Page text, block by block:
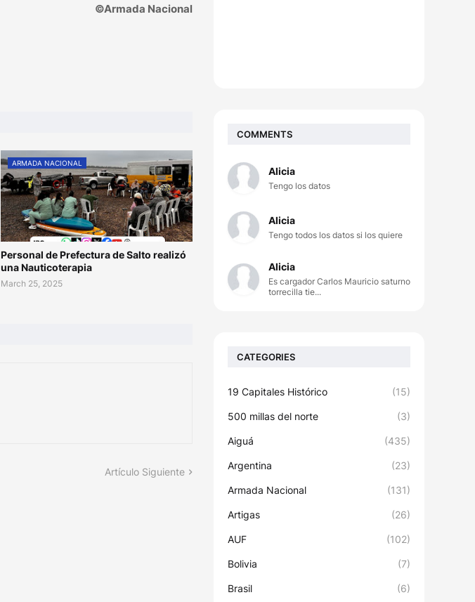
©Armada Nacional
ARMADA NACIONAL
Personal de Prefectura de Salto realizó
una Nauticoterapia
March 25, 2025
Artículo Siguiente
COMMENTS
Alicia
Tengo los datos
Alicia
Tengo todos los datos si los quiere
Alicia
Es cargador Carlos Mauricio saturno
torrecilla tie...
CATEGORIES
19 Capitales Histórico (15)
500 millas del norte (3)
Aiguá (435)
Argentina (23)
Armada Nacional (131)
Artigas (26)
AUF (102)
Bolivia (7)
Brasil (6)